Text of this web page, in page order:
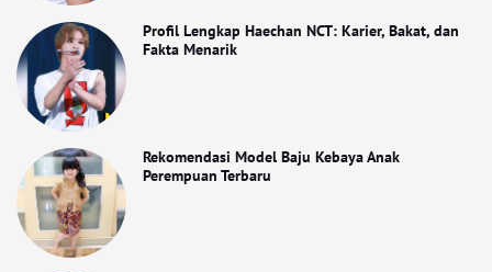
Profil Lengkap Haechan NCT: Karier, Bakat, dan
Fakta Menarik
Rekomendasi Model Baju Kebaya Anak
Perempuan Terbaru